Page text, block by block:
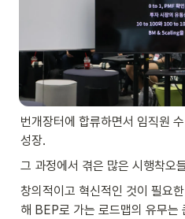
번개장터에 합류하면서 임직원
성장.
그 과정에서 겪은 많은 시행착오
창의적이고 혁신적인 것이 필요
해 BEP로 가는 로드맵의 유무는